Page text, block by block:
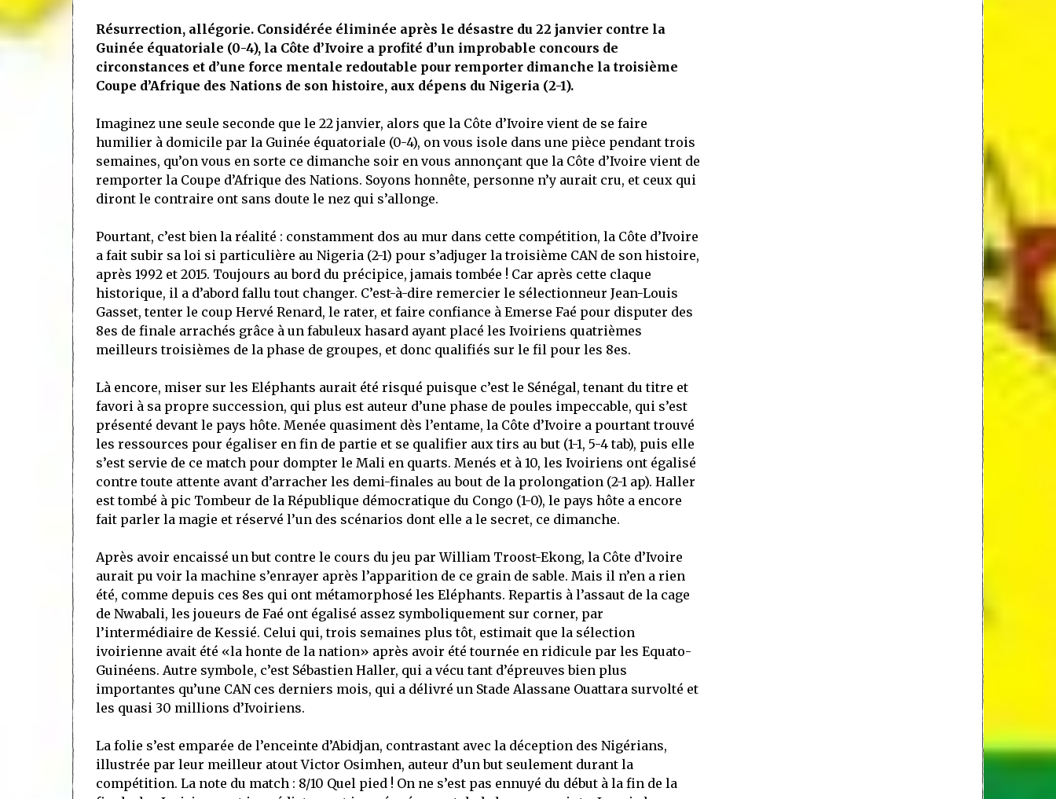
Résurrection, allégorie. Considérée éliminée après le désastre du 22 janvier contre la
Guinée équatoriale (0-4), la Côte d’Ivoire a profité d’un improbable concours de
circonstances et d’une force mentale redoutable pour remporter dimanche la troisième
Coupe d’Afrique des Nations de son histoire, aux dépens du Nigeria (2-1).
Imaginez une seule seconde que le 22 janvier, alors que la Côte d’Ivoire vient de se faire
humilier à domicile par la Guinée équatoriale (0-4), on vous isole dans une pièce pendant trois
semaines, qu’on vous en sorte ce dimanche soir en vous annonçant que la Côte d’Ivoire vient de
remporter la Coupe d’Afrique des Nations. Soyons honnête, personne n’y aurait cru, et ceux qui
diront le contraire ont sans doute le nez qui s’allonge.
Pourtant, c’est bien la réalité : constamment dos au mur dans cette compétition, la Côte d’Ivoire
a fait subir sa loi si particulière au Nigeria (2-1) pour s’adjuger la troisième CAN de son histoire,
après 1992 et 2015. Toujours au bord du précipice, jamais tombée ! Car après cette claque
historique, il a d’abord fallu tout changer. C’est-à-dire remercier le sélectionneur Jean-Louis
Gasset, tenter le coup Hervé Renard, le rater, et faire confiance à Emerse Faé pour disputer des
8es de finale arrachés grâce à un fabuleux hasard ayant placé les Ivoiriens quatrièmes
meilleurs troisièmes de la phase de groupes, et donc qualifiés sur le fil pour les 8es.
Là encore, miser sur les Eléphants aurait été risqué puisque c’est le Sénégal, tenant du titre et
favori à sa propre succession, qui plus est auteur d’une phase de poules impeccable, qui s’est
présenté devant le pays hôte. Menée quasiment dès l’entame, la Côte d’Ivoire a pourtant trouvé
les ressources pour égaliser en fin de partie et se qualifier aux tirs au but (1-1, 5-4 tab), puis elle
s’est servie de ce match pour dompter le Mali en quarts. Menés et à 10, les Ivoiriens ont égalisé
contre toute attente avant d’arracher les demi-finales au bout de la prolongation (2-1 ap). Haller
est tombé à pic Tombeur de la République démocratique du Congo (1-0), le pays hôte a encore
fait parler la magie et réservé l’un des scénarios dont elle a le secret, ce dimanche.
Après avoir encaissé un but contre le cours du jeu par William Troost-Ekong, la Côte d’Ivoire
aurait pu voir la machine s’enrayer après l’apparition de ce grain de sable. Mais il n’en a rien
été, comme depuis ces 8es qui ont métamorphosé les Eléphants. Repartis à l’assaut de la cage
de Nwabali, les joueurs de Faé ont égalisé assez symboliquement sur corner, par
l’intermédiaire de Kessié. Celui qui, trois semaines plus tôt, estimait que la sélection
ivoirienne avait été «la honte de la nation» après avoir été tournée en ridicule par les Equato-
Guinéens. Autre symbole, c’est Sébastien Haller, qui a vécu tant d’épreuves bien plus
importantes qu’une CAN ces derniers mois, qui a délivré un Stade Alassane Ouattara survolté et
les quasi 30 millions d’Ivoiriens.
La folie s’est emparée de l’enceinte d’Abidjan, contrastant avec la déception des Nigérians,
illustrée par leur meilleur atout Victor Osimhen, auteur d’un but seulement durant la
compétition. La note du match : 8/10 Quel pied ! On ne s’est pas ennuyé du début à la fin de la